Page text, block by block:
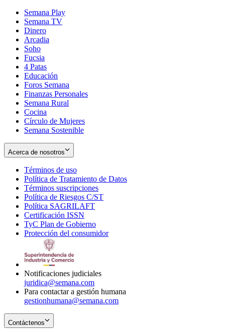
Semana Play
Semana TV
Dinero
Arcadia
Soho
in
new
window
Fucsia
in
new
window
4 Patas
Educación
Foros Semana
Finanzas Personales
Semana Rural
Cocina
Círculo de Mujeres
Semana Sostenible
Acerca de nosotros
Términos de uso
in
new
window
Política de Tratamiento de Datos
Términos suscripciones
in
Política de Riesgos C/ST
Política SAGRILAFT
new
window
Certificación ISSN
in
new
TyC Plan de Gobierno
in
Protección del consumidorOpens
Notificaciones judiciales
juridica@semana.com
Para contactar a gestión humana
gestionhumana@semana.com
Contáctenos